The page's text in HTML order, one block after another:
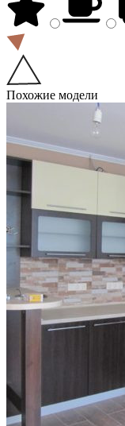
Похожие модели